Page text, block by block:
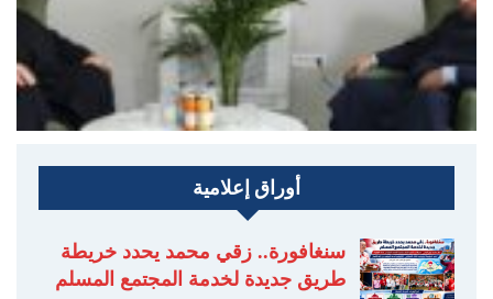
أوراق إعلامية
سنغافورة.. زقي محمد يحدد خريطة
طريق جديدة لخدمة المجتمع المسلم